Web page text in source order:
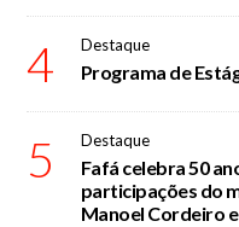
4 Destaque
Programa de
5 Destaque
Fafá celebra 50
participações do
Manoel Cordeiro